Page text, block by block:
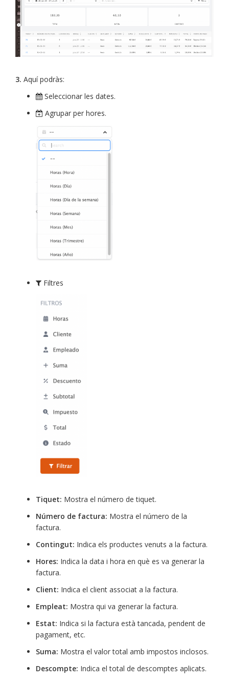
3. Aquí podràs:
Seleccionar les dates.
Agrupar per hores.
Filtres
Tiquet: Mostra el número de tiquet.
Número de factura: Mostra el número de la
factura.
Contingut: Indica els productes venuts a la factura.
Hores: Indica la data i hora en què es va generar la
factura.
Client: Indica el client associat a la factura.
Empleat: Mostra qui va generar la factura.
Estat: Indica si la factura està tancada, pendent de
pagament, etc.
Suma: Mostra el valor total amb impostos inclosos.
Descompte: Indica el total de descomptes aplicats.